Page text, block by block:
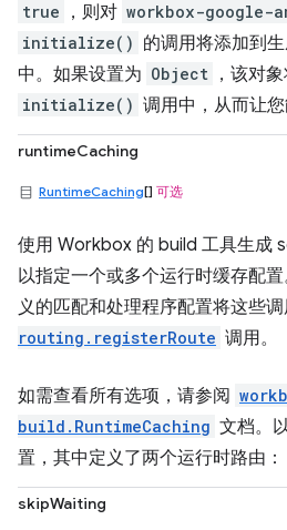
true ，则对 workbox-google-
initialize() 的调用将添加到
中。如果设置为 Object ，该对
initialize() 调用中，从而让您
runtimeCaching
RuntimeCaching[] 可选
使用 Workbox 的 build 工具生成
以指定一个或多个运行时缓存配
义的匹配和处理程序配置将这些
routing.registerRoute 调用。
如需查看所有选项，请参阅
build.RuntimeCaching 文档。
置，其中定义了两个运行时路由：
skipWaiting